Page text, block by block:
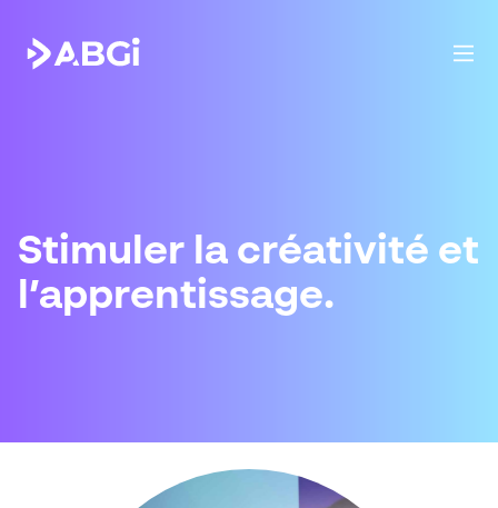
Stimuler la créativité et
l’apprentissage.